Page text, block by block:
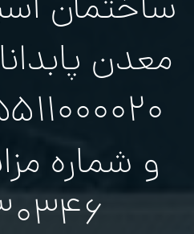
ساختمان
معدن
و شماره